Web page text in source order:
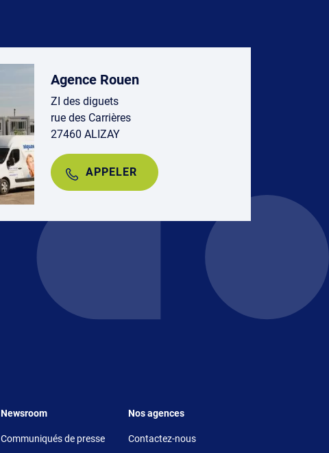
Agence Rouen
ZI des diguets
rue des Carrières
27460 ALIZAY
APPELER
Footer 5
Newsroom
Communiqués de presse
Footer 6
Nos agences
Contactez-nous